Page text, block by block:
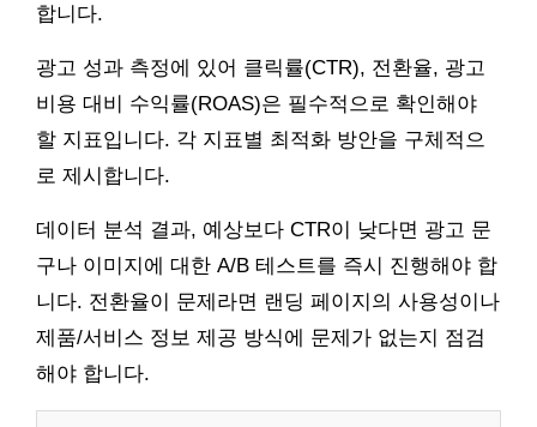
합니다.
광고 성과 측정에 있어 클릭률(CTR), 전환율, 광고
비용 대비 수익률(ROAS)은 필수적으로 확인해야
할 지표입니다. 각 지표별 최적화 방안을 구체적으
로 제시합니다.
데이터 분석 결과, 예상보다 CTR이 낮다면 광고 문
구나 이미지에 대한 A/B 테스트를 즉시 진행해야 합
니다. 전환율이 문제라면 랜딩 페이지의 사용성이나
제품/서비스 정보 제공 방식에 문제가 없는지 점검
해야 합니다.